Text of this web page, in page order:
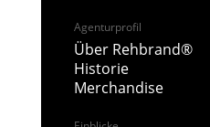
Agenturprofil
Über Rehbrand®
Historie
Merchandise